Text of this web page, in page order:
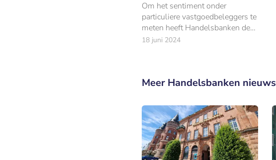
Om het sentiment onder
particuliere vastgoedbeleggers te
meten heeft Handelsbanken de
Vastgoedbeleggers Monitor
18 juni 2024
Meer Handelsbanken nieuws